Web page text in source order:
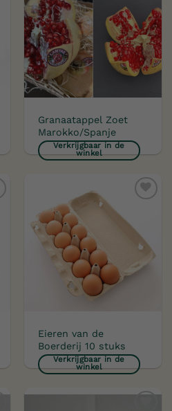
aan
verlanglijst
Granaatappel Zoet
Marokko/Spanje
Verkrijgbaar in de
winkel
Toevoegen
aan
verlanglijst
Eieren van de
Boerderij 10 stuks
Verkrijgbaar in de
winkel